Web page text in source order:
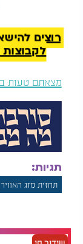
תהיינה
רוצים
לקבוצות
מצאתם טעות
תגיות:
תחזית מזג האוויר